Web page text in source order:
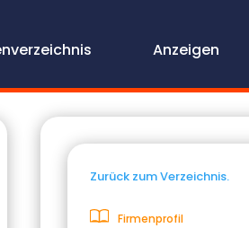
Anzeigen
Zurück zum Verzeichnis.
Firmenprofil